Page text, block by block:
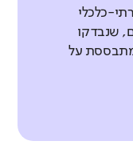
כלכלי
שנבדקו
על